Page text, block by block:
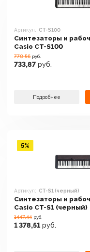
Артикул: CT-S100
Синтезаторы и
Casio CT-S100
770.56 руб.
733,87 руб.
Подробнее
Артикул: CT-S1 (черный)
Синтезаторы и
Casio CT-S1 (черный)
1447.44 руб.
1 378,51 руб.
5%